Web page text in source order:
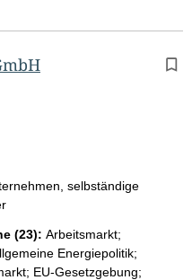
selbständige
(23): Arbeitsmarkt;
Energiepolitik;
EU-Gesetzgebung;